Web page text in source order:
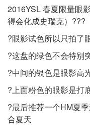
2016YSL 春夏限量眼
得会化成史瑞克）???
?眼影试色所以只拍了
?这盘的绿色不会特别
?中间的银色是眼影高
?上面粉色的眼影是打
?最后推荐一个HM夏
合夏天